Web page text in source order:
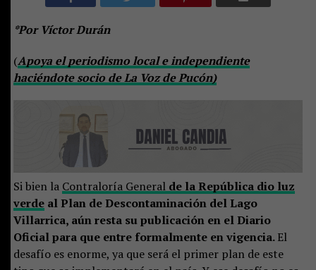
*Por Víctor Durán
(Apoya el periodismo local e independiente
haciéndote socio de La Voz de Pucón)
Si bien la Contraloría General de la República dio luz
verdeal Plan de Descontaminación del Lago
Villarrica, aún resta su publicación en el Diario
Oficial para que entre formalmente en vigencia.El
desafío es enorme, ya que será el primer plan de este